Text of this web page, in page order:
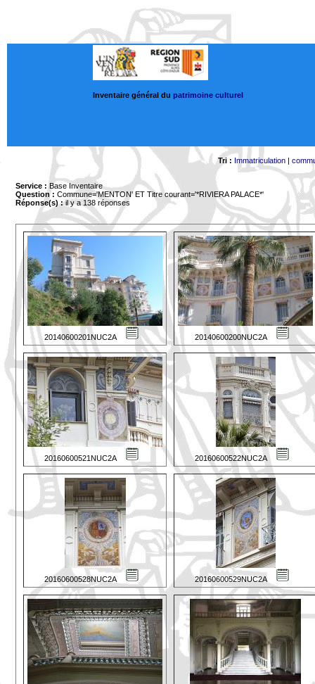
Inventaire général du patrimoine culturel
Tri : Immatriculation|
Service : Base Inventaire
Question : Commune='MENTON' ET Titre courant='*RIVIERA PALACE*'
Réponse(s) :il y a 138 réponses
20140600201NUC2A 20140600200NUC2A
20160600521NUC2A 20160600522NUC2A
20160600528NUC2A 20160600529NUC2A